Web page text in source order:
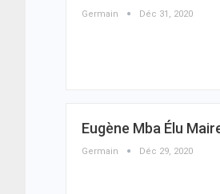
Germain Déc 31, 2020
Eugène Mba Élu
Germain Déc 29, 2020